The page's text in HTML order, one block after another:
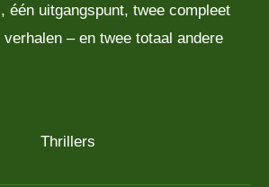
één uitgangspunt, twee compleet
– en twee totaal andere
Thrillers